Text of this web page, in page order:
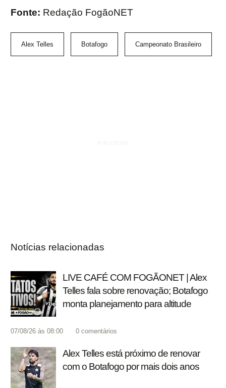
Fonte: Redação FogãoNET
Alex Telles Botafogo Campeonato Brasileiro
Notícias relacionadas
LIVE CAFÉ COM FOGÃONET | Alex
Telles fala sobre renovação; Botafogo
monta planejamento para altitude
07/08/26 às 08:00 0 comentários
Alex Telles está próximo de renovar
com o Botafogo por mais dois anos